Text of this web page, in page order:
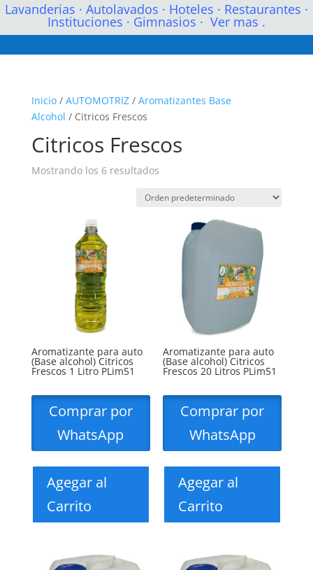
Lavanderias · Autolavados · Hoteles · Restaurantes ·
Instituciones · Gimnasios · Ver mas .
Inicio/ AUTOMOTRIZ/ Aromatizantes Base
Alcohol / Citricos Frescos
Citricos Frescos
Mostrando los 6 resultados
Aromatizante para auto
(Base alcohol) Citricos
Frescos 1 Litro PLim51
Comprar por
WhatsApp
Agegar al
Carrito
Aromatizante para auto
(Base alcohol) Citricos
Frescos 20 Litros PLim51
Comprar por
WhatsApp
Agegar al
Carrito